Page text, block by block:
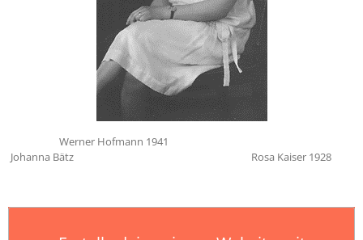
Werner Hofmann 1941
Johanna Bätz Rosa Kaiser 1928